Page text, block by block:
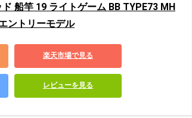
船竿 19 ライトゲーム BB TYPE73 MH
ントリーモデル
楽天市場で見る
レビューを見る